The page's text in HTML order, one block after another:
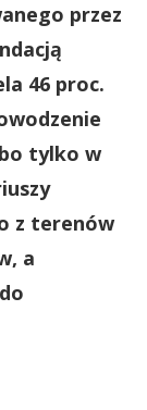
przez
46 proc.
tylko w
z terenów
a